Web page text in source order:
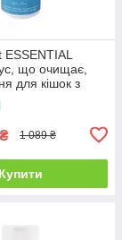
що очищає,
для кішок з
- 150 мл
₴ 1 089 ₴
Купити